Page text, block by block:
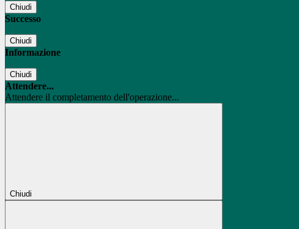
Chiudi
Successo
Chiudi
Informazione
Chiudi
Attendere...
Attendere il completamento dell'operazione...
Chiudi